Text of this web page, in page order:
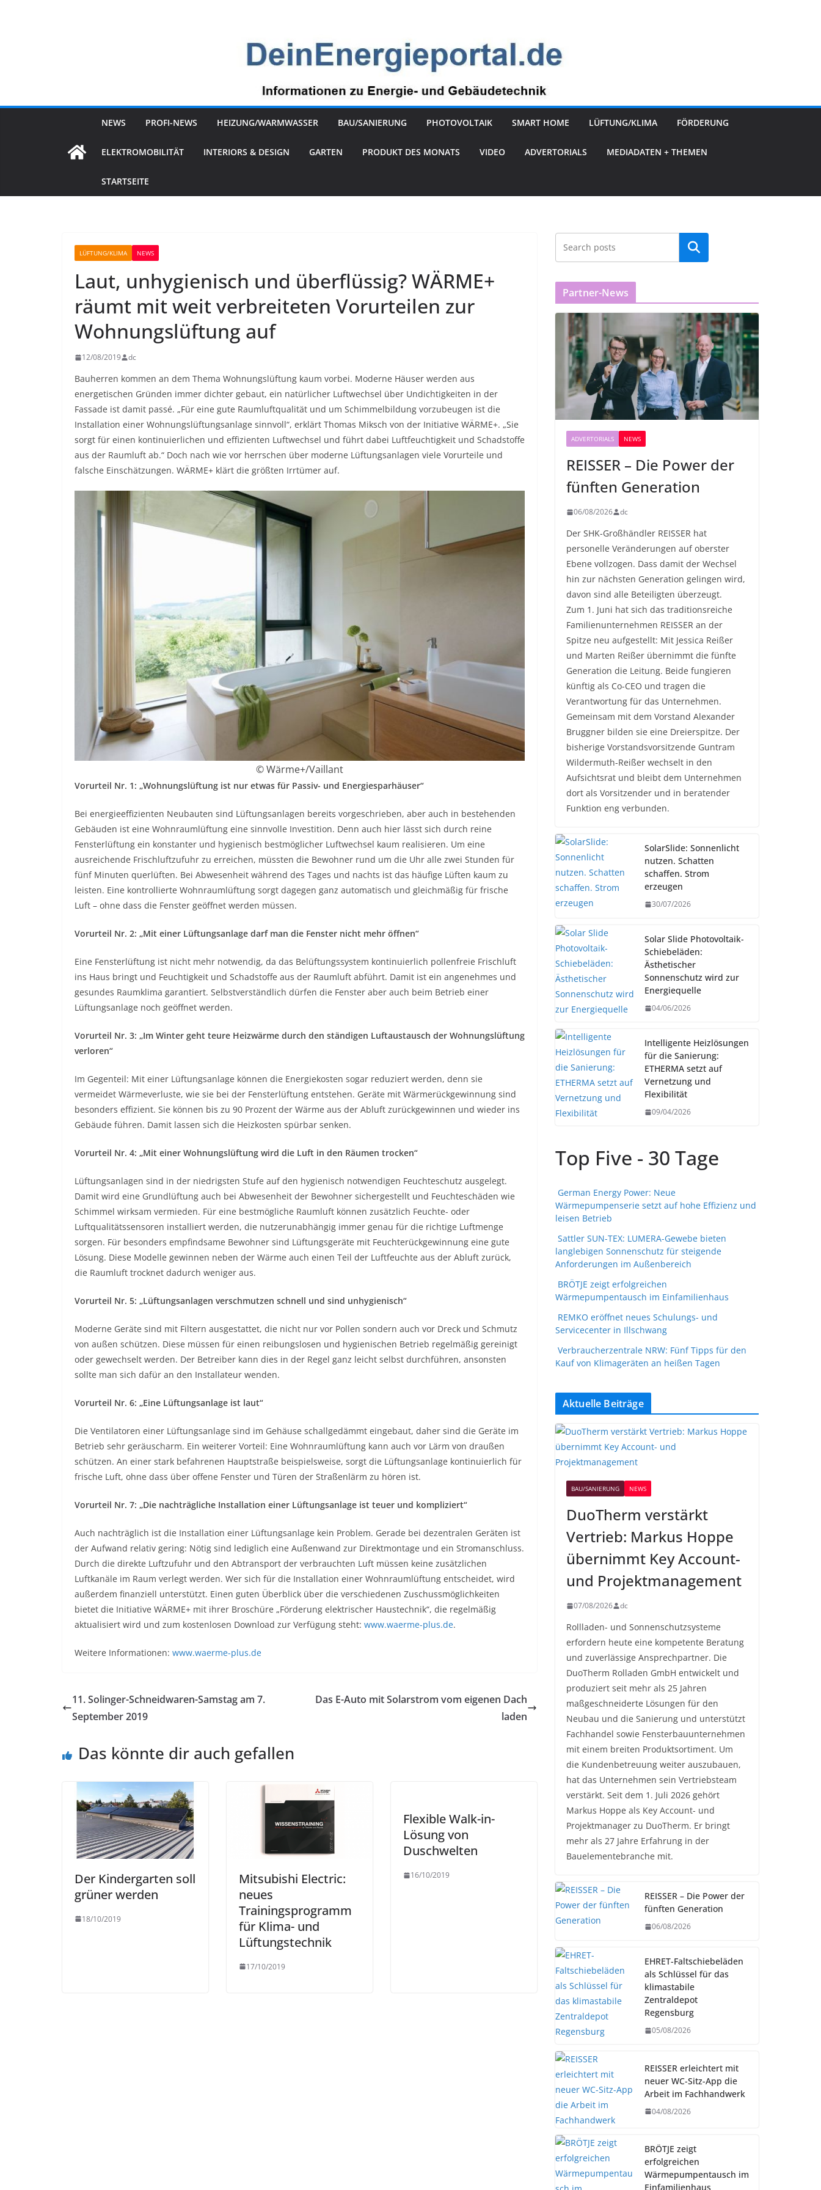
NEWS PROFI-NEWS HEIZUNG/WARMWASSER BAU/SANIERUNG PHOTOVOLTAIK SMART HOME LÜFTUNG/KLIMA FÖRDERUNG
ELEKTROMOBILITÄT INTERIORS & DESIGN GARTEN PRODUKT DES MONATS VIDEO ADVERTORIALS MEDIADATEN + THEMEN
STARTSEITE
LÜFTUNG/KLIMA NEWS
Laut, unhygienisch und überflüssig? WÄRME+
räumt mit weit verbreiteten Vorurteilen zur
Wohnungslüftung auf
12/08/2019 dc
Bauherren kommen an dem Thema Wohnungslüftung kaum vorbei. Moderne Häuser werden aus
energetischen Gründen immer dichter gebaut, ein natürlicher Luftwechsel über Undichtigkeiten in der
Fassade ist damit passé. „Für eine gute Raumluftqualität und um Schimmelbildung vorzubeugen ist die
Installation einer Wohnungslüftungsanlage sinnvoll“, erklärt Thomas Miksch von der Initiative WÄRME+. „Sie
sorgt für einen kontinuierlichen und effizienten Luftwechsel und führt dabei Luftfeuchtigkeit und Schadstoffe
aus der Raumluft ab.“ Doch nach wie vor herrschen über moderne Lüftungsanlagen viele Vorurteile und
falsche Einschätzungen. WÄRME+ klärt die größten Irrtümer auf.
© Wärme+/Vaillant
Vorurteil Nr. 1: „Wohnungslüftung ist nur etwas für Passiv- und Energiesparhäuser“
Bei energieeffizienten Neubauten sind Lüftungsanlagen bereits vorgeschrieben, aber auch in bestehenden
Gebäuden ist eine Wohnraumlüftung eine sinnvolle Investition. Denn auch hier lässt sich durch reine
Fensterlüftung ein konstanter und hygienisch bestmöglicher Luftwechsel kaum realisieren. Um eine
ausreichende Frischluftzufuhr zu erreichen, müssten die Bewohner rund um die Uhr alle zwei Stunden für
fünf Minuten querlüften. Bei Abwesenheit während des Tages und nachts ist das häufige Lüften kaum zu
leisten. Eine kontrollierte Wohnraumlüftung sorgt dagegen ganz automatisch und gleichmäßig für frische
Luft – ohne dass die Fenster geöffnet werden müssen.
Vorurteil Nr. 2: „Mit einer Lüftungsanlage darf man die Fenster nicht mehr öffnen“
Eine Fensterlüftung ist nicht mehr notwendig, da das Belüftungssystem kontinuierlich pollenfreie Frischluft
ins Haus bringt und Feuchtigkeit und Schadstoffe aus der Raumluft abführt. Damit ist ein angenehmes und
gesundes Raumklima garantiert. Selbstverständlich dürfen die Fenster aber auch beim Betrieb einer
Lüftungsanlage noch geöffnet werden.
Vorurteil Nr. 3: „Im Winter geht teure Heizwärme durch den ständigen Luftaustausch der Wohnungslüftung
verloren“
Im Gegenteil: Mit einer Lüftungsanlage können die Energiekosten sogar reduziert werden, denn sie
vermeidet Wärmeverluste, wie sie bei der Fensterlüftung entstehen. Geräte mit Wärmerückgewinnung sind
besonders effizient. Sie können bis zu 90 Prozent der Wärme aus der Abluft zurückgewinnen und wieder ins
Gebäude führen. Damit lassen sich die Heizkosten spürbar senken.
Vorurteil Nr. 4: „Mit einer Wohnungslüftung wird die Luft in den Räumen trocken“
Lüftungsanlagen sind in der niedrigsten Stufe auf den hygienisch notwendigen Feuchteschutz ausgelegt.
Damit wird eine Grundlüftung auch bei Abwesenheit der Bewohner sichergestellt und Feuchteschäden wie
Schimmel wirksam vermieden. Für eine bestmögliche Raumluft können zusätzlich Feuchte- oder
Luftqualitätssensoren installiert werden, die nutzerunabhängig immer genau für die richtige Luftmenge
sorgen. Für besonders empfindsame Bewohner sind Lüftungsgeräte mit Feuchterückgewinnung eine gute
Lösung. Diese Modelle gewinnen neben der Wärme auch einen Teil der Luftfeuchte aus der Abluft zurück,
die Raumluft trocknet dadurch weniger aus.
Vorurteil Nr. 5: „Lüftungsanlagen verschmutzen schnell und sind unhygienisch“
Moderne Geräte sind mit Filtern ausgestattet, die nicht nur vor Pollen sondern auch vor Dreck und Schmutz
von außen schützen. Diese müssen für einen reibungslosen und hygienischen Betrieb regelmäßig gereinigt
oder gewechselt werden. Der Betreiber kann dies in der Regel ganz leicht selbst durchführen, ansonsten
sollte man sich dafür an den Installateur wenden.
Vorurteil Nr. 6: „Eine Lüftungsanlage ist laut“
Die Ventilatoren einer Lüftungsanlage sind im Gehäuse schallgedämmt eingebaut, daher sind die Geräte im
Betrieb sehr geräuscharm. Ein weiterer Vorteil: Eine Wohnraumlüftung kann auch vor Lärm von draußen
schützen. An einer stark befahrenen Hauptstraße beispielsweise, sorgt die Lüftungsanlage kontinuierlich für
frische Luft, ohne dass über offene Fenster und Türen der Straßenlärm zu hören ist.
Vorurteil Nr. 7: „Die nachträgliche Installation einer Lüftungsanlage ist teuer und kompliziert“
Auch nachträglich ist die Installation einer Lüftungsanlage kein Problem. Gerade bei dezentralen Geräten ist
der Aufwand relativ gering: Nötig sind lediglich eine Außenwand zur Direktmontage und ein Stromanschluss.
Durch die direkte Luftzufuhr und den Abtransport der verbrauchten Luft müssen keine zusätzlichen
Luftkanäle im Raum verlegt werden. Wer sich für die Installation einer Wohnraumlüftung entscheidet, wird
außerdem finanziell unterstützt. Einen guten Überblick über die verschiedenen Zuschussmöglichkeiten
bietet die Initiative WÄRME+ mit ihrer Broschüre „Förderung elektrischer Haustechnik“, die regelmäßig
aktualisiert wird und zum kostenlosen Download zur Verfügung steht: www.waerme-plus.de.
Weitere Informationen: www.waerme-plus.de
11. Solinger-Schneidwaren-Samstag am 7.
September 2019
Das E-Auto mit Solarstrom vom eigenen Dach
laden
Das könnte dir auch gefallen
Der Kindergarten soll
grüner werden
18/10/2019
Mitsubishi Electric:
neues
Trainingsprogramm
für Klima- und
Lüftungstechnik
17/10/2019
Flexible Walk-in-
Lösung von
Duschwelten
16/10/2019
Partner-News
ADVERTORIALS NEWS
REISSER – Die Power der
fünften Generation
06/08/2026 dc
Der SHK-Großhändler REISSER hat
personelle Veränderungen auf oberster
Ebene vollzogen. Dass damit der Wechsel
hin zur nächsten Generation gelingen wird,
davon sind alle Beteiligten überzeugt.
Zum 1. Juni hat sich das traditionsreiche
Familienunternehmen REISSER an der
Spitze neu aufgestellt: Mit Jessica Reißer
und Marten Reißer übernimmt die fünfte
Generation die Leitung. Beide fungieren
künftig als Co-CEO und tragen die
Verantwortung für das Unternehmen.
Gemeinsam mit dem Vorstand Alexander
Bruggner bilden sie eine Dreierspitze. Der
bisherige Vorstandsvorsitzende Guntram
Wildermuth-Reißer wechselt in den
Aufsichtsrat und bleibt dem Unternehmen
dort als Vorsitzender und in beratender
Funktion eng verbunden.
SolarSlide: Sonnenlicht
nutzen. Schatten
schaffen. Strom
erzeugen
30/07/2026
Solar Slide Photovoltaik-
Schiebeläden:
Ästhetischer
Sonnenschutz wird zur
Energiequelle
04/06/2026
Intelligente Heizlösungen
für die Sanierung:
ETHERMA setzt auf
Vernetzung und
Flexibilität
09/04/2026
Top Five - 30 Tage
German Energy Power: Neue
Wärmepumpenserie setzt auf hohe Effizienz und
leisen Betrieb
Sattler SUN-TEX: LUMERA-Gewebe bieten
langlebigen Sonnenschutz für steigende
Anforderungen im Außenbereich
BRÖTJE zeigt erfolgreichen
Wärmepumpentausch im Einfamilienhaus
REMKO eröffnet neues Schulungs- und
Servicecenter in Illschwang
Verbraucherzentrale NRW: Fünf Tipps für den
Kauf von Klimageräten an heißen Tagen
Aktuelle Beiträge
BAU/SANIERUNG NEWS
DuoTherm verstärkt
Vertrieb: Markus Hoppe
übernimmt Key Account-
und Projektmanagement
07/08/2026 dc
Rollladen- und Sonnenschutzsysteme
erfordern heute eine kompetente Beratung
und zuverlässige Ansprechpartner. Die
DuoTherm Rolladen GmbH entwickelt und
produziert seit mehr als 25 Jahren
maßgeschneiderte Lösungen für den
Neubau und die Sanierung und unterstützt
Fachhandel sowie Fensterbauunternehmen
mit einem breiten Produktsortiment. Um
die Kundenbetreuung weiter auszubauen,
hat das Unternehmen sein Vertriebsteam
verstärkt. Seit dem 1. Juli 2026 gehört
Markus Hoppe als Key Account- und
Projektmanager zu DuoTherm. Er bringt
mehr als 27 Jahre Erfahrung in der
Bauelementebranche mit.
REISSER – Die Power der
fünften Generation
06/08/2026
EHRET-Faltschiebeläden
als Schlüssel für das
klimastabile
Zentraldepot
Regensburg
05/08/2026
REISSER erleichtert mit
neuer WC-Sitz-App die
Arbeit im Fachhandwerk
04/08/2026
BRÖTJE zeigt
erfolgreichen
Wärmepumpentausch im
Einfamilienhaus